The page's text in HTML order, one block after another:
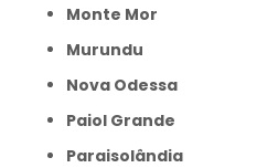
Monte Mor
Murundu
Nova Odessa
Paiol Grande
Paraisolândia